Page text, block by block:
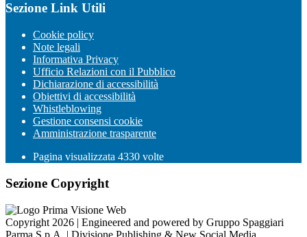
Sezione Link Utili
Cookie policy
Note legali
Informativa Privacy
Ufficio Relazioni con il Pubblico
Dichiarazione di accessibilità
Obiettivi di accessibilità
Whistleblowing
Gestione consensi cookie
Amministrazione trasparente
Pagina visualizzata 4330 volte
Sezione Copyright
Copyright 2026 | Engineered and powered by Gruppo Spaggiari
Parma S.p.A. | Divisione Publishing & New Social Media